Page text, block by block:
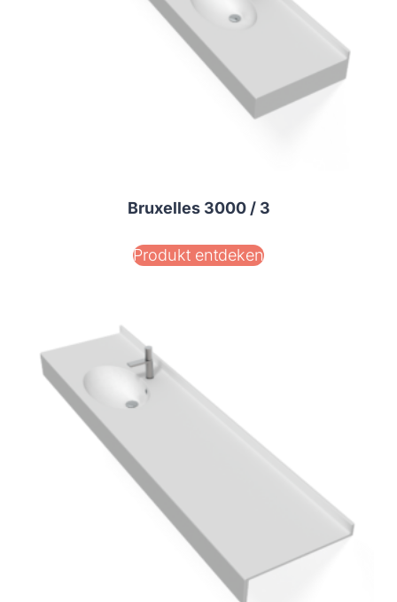
Bruxelles 3000 / 3
Produkt entdeken